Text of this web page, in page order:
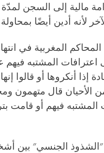
مالية إلى السجن
أدين أيضًا بمحاولة
المغربية في
المشتبه فيهم
إذا أنكروها أو قالوا
الأحيان قال متهمون
فيهم أو قامت
"الشذوذ الجنسي" بين